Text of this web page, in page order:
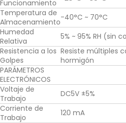
Funcionamiento
Temperatura de
Almacenamiento-40°C ~ 70°C
Humedad
Relativa
5% ~ 95% RH (sin
Resistencia a los
Golpes
Resiste múltiples
hormigón
PARÁMETROS
ELECTRÓNICOS
Voltaje de
Trabajo
DC5V ±5%
Corriente de
Trabajo
120 mA